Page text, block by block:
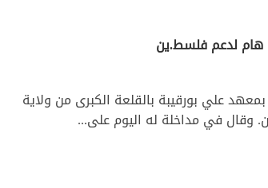
هام لدعم فلسط.ين
( 17 سنة ويدرس بمعهد علي بورقيبة بالقلعة الكبرى من ولاية
وقال في مداخلة له اليوم على...